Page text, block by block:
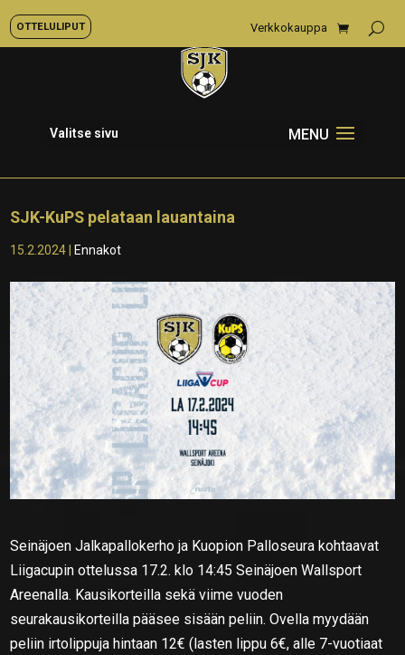
OTTELULIPUT Verkkokauppa
Valitse sivu
SJK-KuPS pelataan lauantaina
15.2.2024 Ennakot
Seinäjoen Jalkapallokerho ja Kuopion Palloseura kohtaavat
Liigacupin ottelussa 17.2. klo 14:45 Seinäjoen Wallsport
Areenalla. Kausikorteilla sekä viime vuoden
seurakausikorteilla pääsee sisään peliin. Ovella myydään
peliin irtolippuja hintaan 12€ (lasten lippu 6€, alle 7-vuotiaat